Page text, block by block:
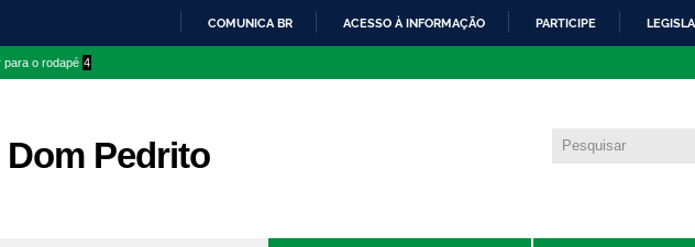
COMUNICA BR ACESSO À INFORMAÇÃO PARTICIPE
para o rodapé 4
Pedrito